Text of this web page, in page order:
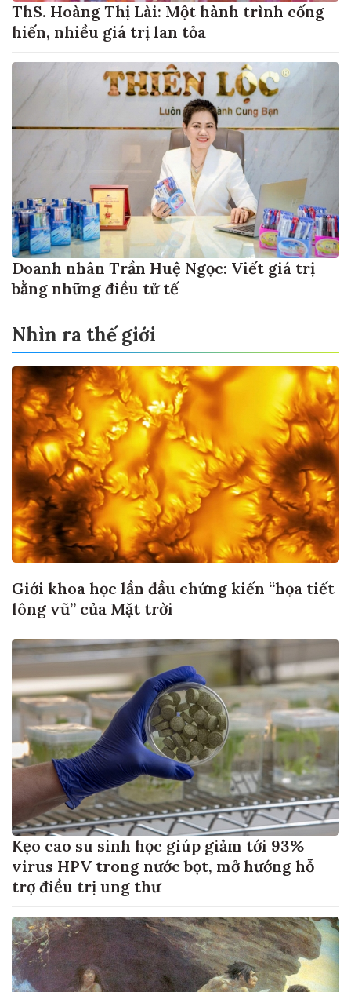
ThS. Hoàng Thị Lài: Một hành trình cống
hiến, nhiều giá trị lan tỏa
Doanh nhân Trần Huệ Ngọc: Viết giá trị
bằng những điều tử tế
Nhìn ra thế giới
Giới khoa học lần đầu chứng kiến “họa tiết
lông vũ” của Mặt trời
Kẹo cao su sinh học giúp giảm tới 93%
virus HPV trong nước bọt, mở hướng hỗ
trợ điều trị ung thư